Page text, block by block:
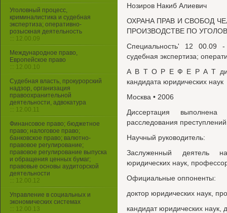
Нозиров Накиб Алиевич
ОХРАНА ПРАВ И СВОБОД
ПРОИЗВОДСТВЕ ПО
Специальность' 12 00.09 -
судебная экспертиза;
А В Т О Р Е Ф Е Р А Т
кандидата юридических наук
Москва • 2006
Диссертация
расследования
Научный руководитель:
Заслуженный деятель
юридических наук,
Официальные оппоненты:
доктор юридических наук,
кандидат юридических наук,
Уголовный процесс,
криминалистика и судебная
экспертиза; оперативно-
розыскная деятельность
::: 12.00.09
Международное право,
Европейское право
::: 12.00.10
Судебная власть, прокурорский
надзор, организация
правоохранительной
деятельности, адвокатура
::: 12.00.11
Финансовое право; бюджетное
право; налоговое право;
банковское право; валютно-
правовое регулирование;
правовое регулирование выпуска
и обращения ценных бумаг;
правовые основы аудиторской
деятельности
::: 12.00.12
Управление в социальных и
экономических системах
::: 12.00.13